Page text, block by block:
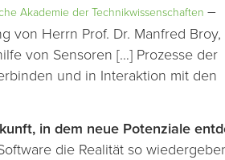
Akademie der Technikwissenschaften –
von Herrn Prof. Dr. Manfred Broy,
von Sensoren […] Prozesse der
und in Interaktion mit den
in dem neue Potenziale
die Realität so